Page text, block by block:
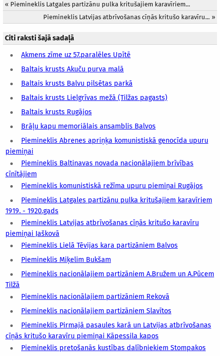
« Piemineklis Latgales partizānu pulka kritušajiem karavīriem...
Piemineklis Latvijas atbrīvošanas cīņās kritušo karavīru... »
Citi raksti šajā sadaļā
Akmens zīme uz 57.paralēles Upītē
Baltais krusts Akuču purva malā
Baltais krusts Balvu pilsētas parkā
Baltais krusts Lielgrīvas mežā (Tilžas pagasts)
Baltais krusts Rugājos
Brāļu kapu memoriālais ansamblis Balvos
Piemineklis Abrenes apriņķa komunistiskā genocīda upuru
piemiņai
Piemineklis Baltinavas novada nacionālajiem brīvības
cīnītājiem
Piemineklis komunistiskā režīma upuru piemiņai Rugājos
Piemineklis Latgales partizānu pulka kritušajiem karavīriem
1919. - 1920.gads
Piemineklis Latvijas atbrīvošanas cīņās kritušo karavīru
piemiņai Jaškovā
Piemineklis Lielā Tēvijas kara partizāniem Balvos
Piemineklis Miķelim Bukšam
Piemineklis nacionālajiem partizāniem A.Bružem un A.Pūcem
Tilžā
Piemineklis nacionālajiem partizāniem Rekovā
Piemineklis nacionālajiem partizāniem Slavītos
Piemineklis Pirmajā pasaules karā un Latvijas atbrīvošanas
cīņās kritušo karavīru piemiņai Kāpessila kapos
Piemineklis pretošanās kustības dalībniekiem Stompakos